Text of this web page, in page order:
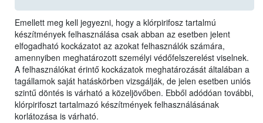
Emellett meg kell jegyezni, hogy a klórpirifosz tartalmú
készítmények felhasználása csak abban az esetben jelent
elfogadható kockázatot az azokat felhasználók számára,
amennyiben meghatározott személyi védőfelszerelést viselnek.
A felhasználókat érintő kockázatok meghatározását általában a
tagállamok saját hatáskörben vizsgálják, de jelen esetben uniós
szintű döntés is várható a közeljövőben. Ebből adódóan további,
klórpirifoszt tartalmazó készítmények felhasználásának
korlátozása is várható.